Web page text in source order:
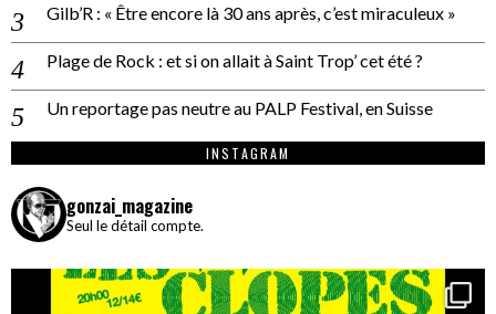
Gilb’R : « Être encore là 30 ans après, c’est miraculeux »
Plage de Rock : et si on allait à Saint Trop’ cet été ?
Un reportage pas neutre au PALP Festival, en Suisse
INSTAGRAM
gonzai_magazine
Seul le détail compte.